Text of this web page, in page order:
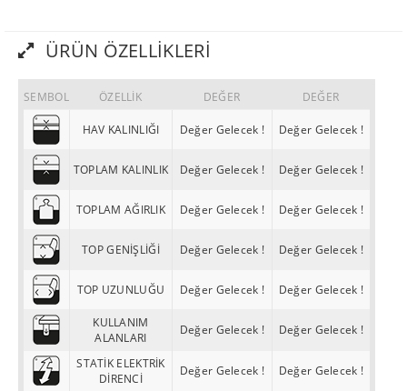
ÜRÜN ÖZELLIKLERI
SEMBOL ÖZELLİK DEĞER DEĞER
HAV KALINLIĞI Değer Gelecek ! Değer Gelecek !
TOPLAM KALINLIK Değer Gelecek ! Değer Gelecek !
TOPLAM AĞIRLIK Değer Gelecek ! Değer Gelecek !
TOP GENİŞLİĞİ Değer Gelecek ! Değer Gelecek !
TOP UZUNLUĞU Değer Gelecek ! Değer Gelecek !
KULLANIM
ALANLARI
Değer Gelecek ! Değer Gelecek !
STATİK ELEKTRİK
DİRENCİ
Değer Gelecek ! Değer Gelecek !